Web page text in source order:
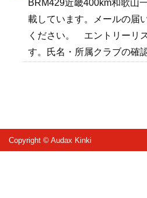
BRM429近畿400km和歌山
載しています。メールの届
ください。 エントリーリ
す。氏名・所属クラブの確
Copyright © Audax Kinki